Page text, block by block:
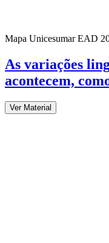
Mapa Unicesumar EAD
As variações
acontecem,
Ver Material